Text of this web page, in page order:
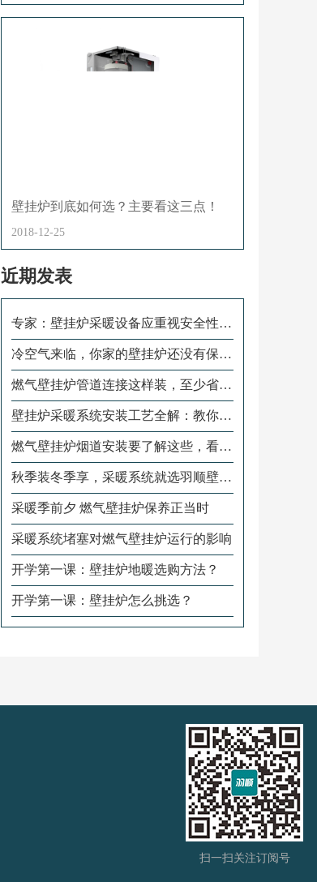
壁挂炉到底如何选？主要看这三点！
2018-12-25
近期发表
专家：壁挂炉采暖设备应重视安全性和
设备的保养
冷空气来临，你家的壁挂炉还没有保
养？
燃气壁挂炉管道连接这样装，至少省一
半燃气费
壁挂炉采暖系统安装工艺全解：教你怎
样安装水路管道
燃气壁挂炉烟道安装要了解这些，看完
再装不后悔
秋季装冬季享，采暖系统就选羽顺壁挂
炉
采暖季前夕 燃气壁挂炉保养正当时
采暖系统堵塞对燃气壁挂炉运行的影响
开学第一课：壁挂炉地暖选购方法？
开学第一课：壁挂炉怎么挑选？
扫一扫关注订阅号